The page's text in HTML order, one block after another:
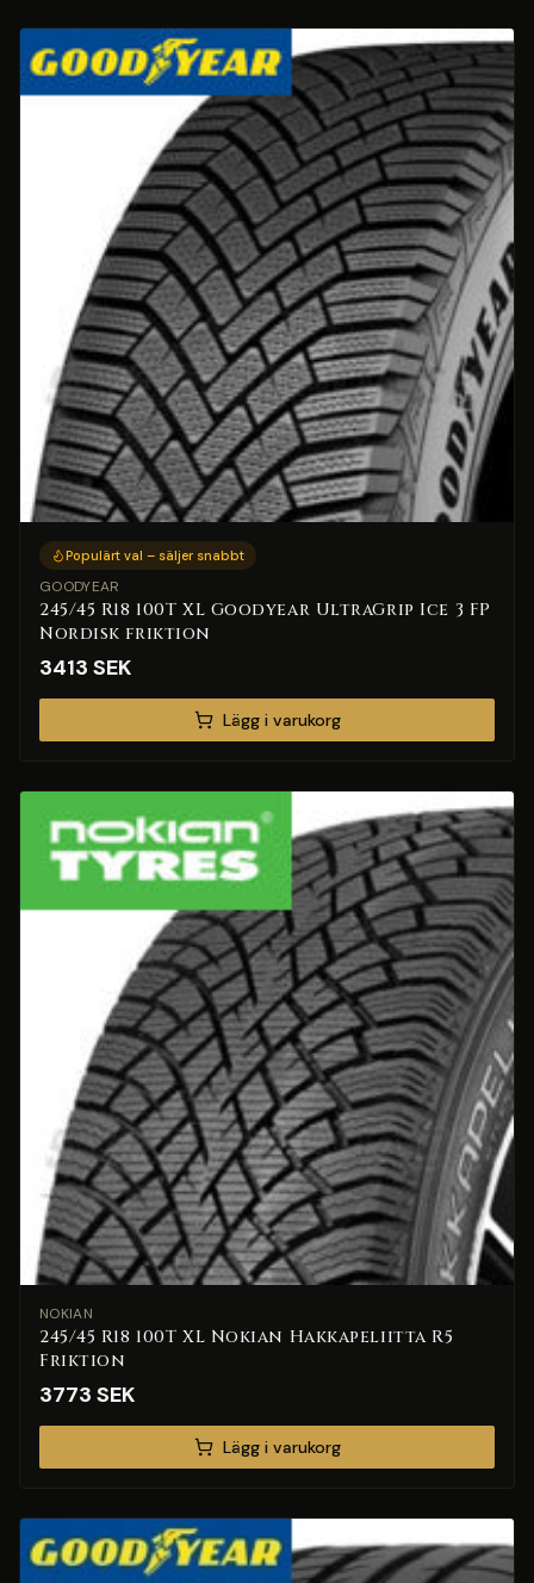
Populärt val – säljer snabbt
GOODYEAR
245/45 R18 100T XL Goodyear UltraGrip Ice 3 FP
Nordisk friktion
3413 SEK
Lägg i varukorg
NOKIAN
245/45 R18 100T XL Nokian Hakkapeliitta R5
Friktion
3773 SEK
Lägg i varukorg
🎁
Grattis!